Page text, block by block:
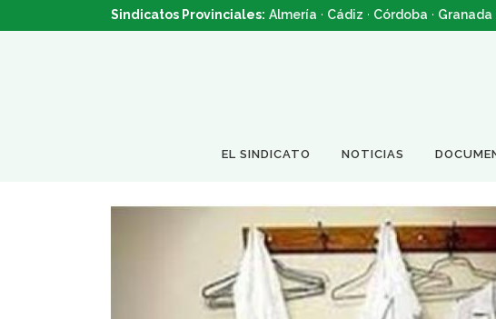
Sindicatos Provinciales: Almería · Cádiz · Córdoba · Granada
EL SINDICATO NOTICIAS